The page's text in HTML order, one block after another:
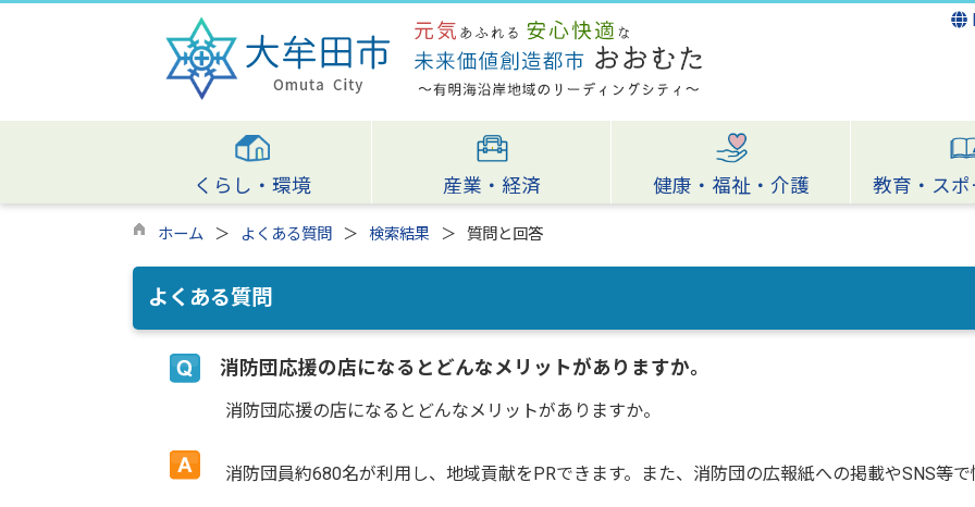
くらし・環境 産業・経済 健康・福祉・介護 教育・ス
ホーム よくある質問 検索結果 質問と回答
よくある質問
消防団応援の店になるとどんなメリットがありますか。
消防団応援の店になるとどんなメリットがありますか。
消防団員約680名が利用し、地域貢献をPRできます。また、消防団の広報紙への掲載やSNS等で